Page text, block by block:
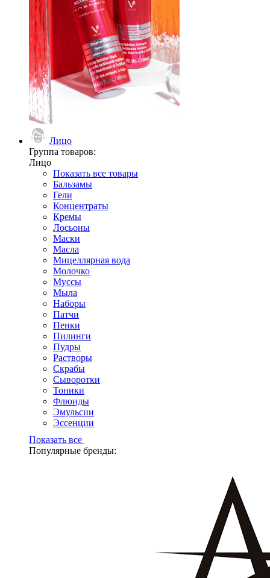
Лицо
Группа товаров:
Лицо
Показать все товары
Бальзамы
Гели
Концентраты
Кремы
Лосьоны
Маски
Масла
Мицеллярная вода
Молочко
Муссы
Мыла
Наборы
Патчи
Пенки
Пилинги
Пудры
Растворы
Скрабы
Сыворотки
Тоники
Флюиды
Эмульсии
Эссенции
Показать все
Популярные бренды: